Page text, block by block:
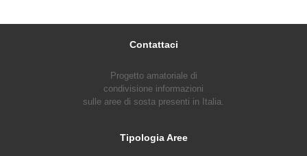
Contattaci
Progetto amatoriale di
condivisione informazioni
sulle aree di sosta presenti in Italia.
Tipologia Aree